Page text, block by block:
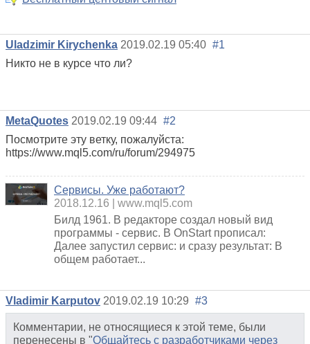
Uladzimir Kirychenka 2019.02.19 05:40 #1
Никто не в курсе что ли?
MetaQuotes 2019.02.19 09:44 #2
Посмотрите эту ветку, пожалуйста:
https://www.mql5.com/ru/forum/294975
Сервисы. Уже работают?
2018.12.16
www.mql5.com
Билд 1961. В редакторе создал новый вид
программы - сервис. В OnStart прописал:
Далее запустил сервис: и сразу результат: В
общем работает...
Vladimir Karputov 2019.02.19 10:29 #3
Комментарии, не относящиеся к этой теме, были
перенесены в "Общайтесь с разработчиками через